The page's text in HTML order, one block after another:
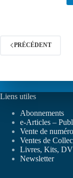
PRÉCÉDENT
Liens utiles
Abonnements
e-Articles –
Vente de
Ventes de
Livres, Kits,
Newsletter